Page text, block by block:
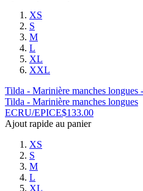
XS
S
M
L
XL
XXL
Tilda - Marinière manches
Tilda - Marinière manches longues
ECRU/EPICE$133.00
Ajout rapide au panier
XS
S
M
L
XL